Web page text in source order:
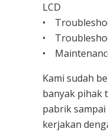
LCD
•
•
•
Kami sudah
banyak pihak
pabrik
kerjakan